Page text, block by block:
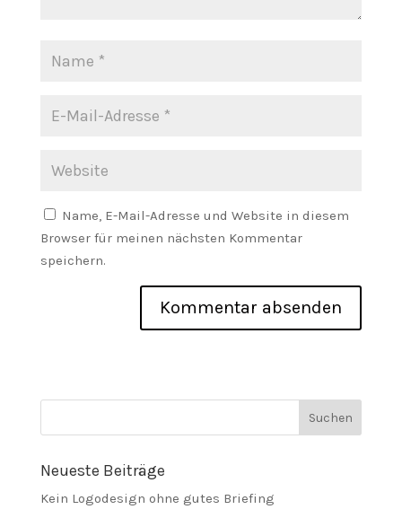
Name, E-Mail-Adresse und Website in diesem
Browser für meinen nächsten Kommentar
speichern.
Neueste Beiträge
Kein Logodesign ohne gutes Briefing